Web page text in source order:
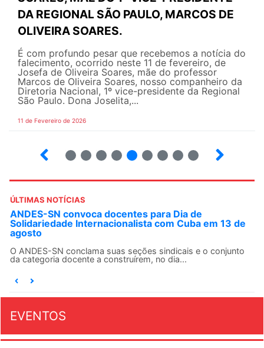
DA REGIONAL SÃO PAULO, MARCOS DE
OLIVEIRA SOARES.
É com profundo pesar que recebemos a notícia do
falecimento, ocorrido neste 11 de fevereiro, de
Josefa de Oliveira Soares, mãe do professor
Marcos de Oliveira Soares, nosso companheiro da
Diretoria Nacional, 1º vice-presidente da Regional
São Paulo. Dona Joselita,...
11 de Fevereiro de 2026
ÚLTIMAS NOTÍCIAS
ANDES-SN convoca docentes para Dia de
Solidariedade Internacionalista com Cuba em 13 de
agosto
O ANDES-SN conclama suas seções sindicais e o conjunto
da categoria docente a construírem, no dia...
EVENTOS